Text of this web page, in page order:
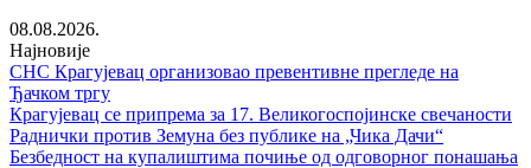
08.08.2026.
Најновије
СНС Крагујевац организовао превентивне прегледе на
Ђачком тргу
Крагујевац се припрема за 17. Великогоспојинске свечаности
Раднички против Земуна без публике на „Чика Дачи“
Безбедност на купалиштима почиње од одговорног понашања